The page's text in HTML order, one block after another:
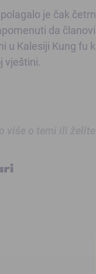
je čak
da
u Kalesiji Kung fu
vještini.